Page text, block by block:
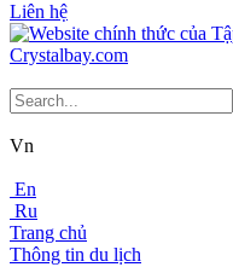
Liên hệ
Vn
En
Ru
Trang chủ
Thông tin du lịch